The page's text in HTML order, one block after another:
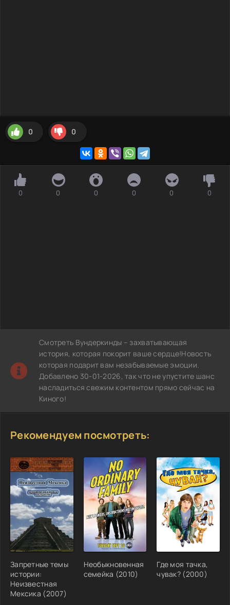
0 0
0 0 0 0 0 0
Смотреть Вундеркинды – захватывающая
история, которая покорит ваше сердце!Новость
которая подарит вам незабываемые эмоции.
Добавлено 30-01-2026, так что не упустите шанс
насладиться свежим контентом прямо сейчас на
Киного!
Рекомендуем посмотреть:
Запретные темы
истории:
Неизвестная
Мексика (2007)
Необыкновенная
семейка (2010)
Где моя тачка,
чувак? (2000)